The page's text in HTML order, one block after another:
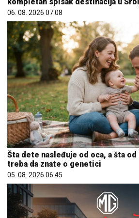
06. 08. 2026 07:08
Šta dete nasleđuje od oca, a šta od
treba da znate o genetici
05. 08. 2026 06:45